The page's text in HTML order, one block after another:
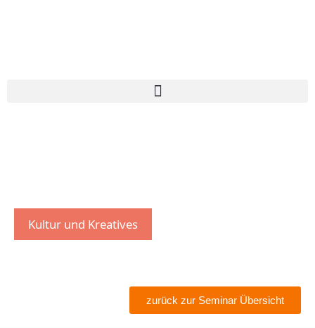
Kultur und Kreatives
zurück zur Seminar Übersicht